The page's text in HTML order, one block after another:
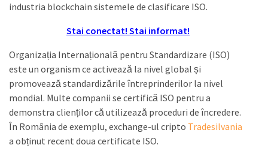
industria blockchain sistemele de clasificare ISO.
Stai conectat! Stai informat!
Organizația Internațională pentru Standardizare (ISO)
este un organism ce activează la nivel global și
promovează standardizările întreprinderilor la nivel
mondial. Multe companii se certifică ISO pentru a
demonstra clienților că utilizează proceduri de încredere.
În România de exemplu, exchange-ul cripto Tradesilvania
a obținut recent doua certificate ISO.